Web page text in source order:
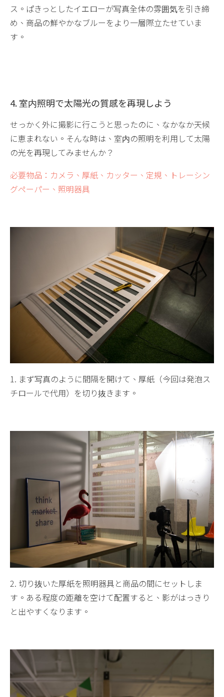
ス。ぱきっとしたイエローが写真全体の雰囲気を引き締
め、商品の鮮やかなブルーをより一層際立たせていま
す。
4. 室内照明で太陽光の質感を再現しよう
せっかく外に撮影に行こうと思ったのに、なかなか天候
に恵まれない。そんな時は、室内の照明を利用して太陽
の光を再現してみませんか？
必要物品：カメラ、厚紙、カッター、定規、トレーシン
グペーパー、照明器具
1. まず写真のように間隔を開けて、厚紙（今回は発泡ス
チロールで代用）を切り抜きます。
2. 切り抜いた厚紙を照明器具と商品の間にセットしま
す。ある程度の距離を空けて配置すると、影がはっきり
と出やすくなります。